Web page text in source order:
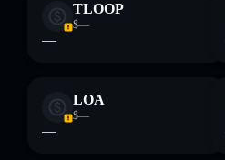
TLOOP
$—
—
LOA
$—
—